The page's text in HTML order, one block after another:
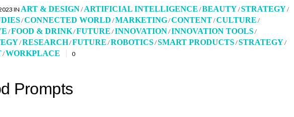
IN POSTED
IN
ART & DESIGN/ ARTIFICIAL INTELLIGENCE /BEAUTY/STRATEGY/
/CONNECTED WORLD /MARKETING/CONTENT/CULTURE /
/FOOD & DRINK/FUTURE /INNOVATION/INNOVATION TOOLS/
/RESEARCH/FUTURE /ROBOTICS/SMART PRODUCTS/STRATEGY/
/WORKPLACE 0
Prompts